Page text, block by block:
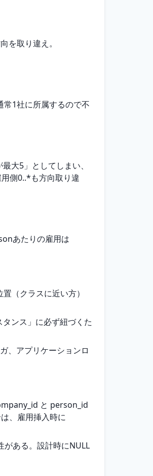
を取り違え。
1社に所属するので不
大5」としてしまい、
側0..*も方向取り違
あたりの雇用は
（クラスに近い方）
ンス」に必ず紐づくた
、アプリケーションロ
と person_id
、雇用挿入時に
がある。設計時にNULL